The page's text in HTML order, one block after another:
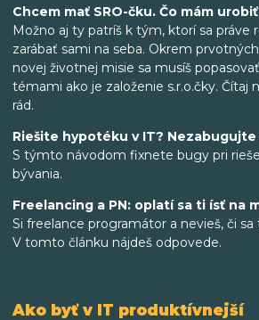
Chcem mať SRO-čku. Čo mám
Možno aj ty patríš k tým, ktorí sa práve
zarábať sami na seba. Okrem
novej životnej misie sa musíš
témami ako je založenie s.r.o.čky. Čítaj
rád.
Riešite hypotéku v IT? Nezabugujte
S týmto návodom fixnete bugy pri
bývania.
Freelancing a PN: oplatí sa ti ísť na
Si freelance programátor a nevieš, či
V tomto článku nájdeš odpovede.
Ako byť v IT produktívnejší